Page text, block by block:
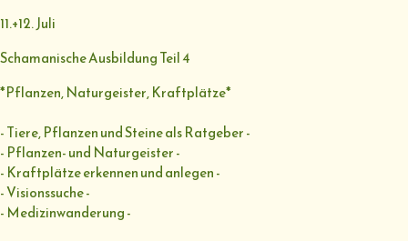
11.+12. Juli
Schamanische Ausbildung Teil 4
*Pflanzen, Naturgeister, Kraftplätze*
- Tiere, Pflanzen und Steine als Ratgeber -
- Pflanzen- und Naturgeister -
- Kraftplätze erkennen und anlegen -
- Visionssuche -
- Medizinwanderung -